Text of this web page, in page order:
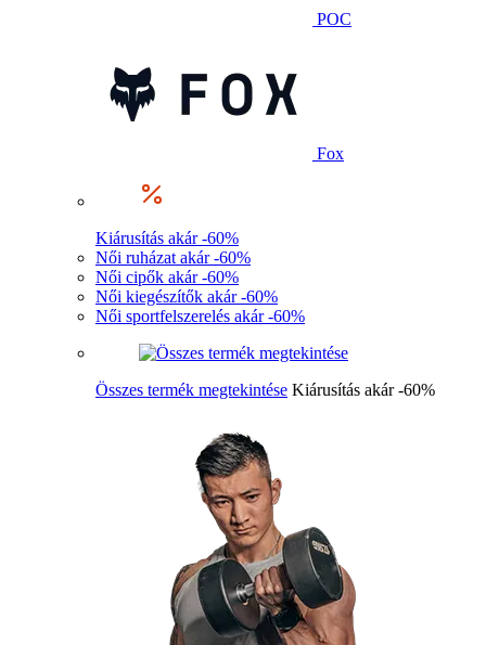
POC
Fox
Kiárusítás akár -60%
Női ruházat akár -60%
Női cipők akár -60%
Női kiegészítők akár -60%
Női sportfelszerelés akár -60%
Összes termék megtekintése Kiárusítás akár -60%